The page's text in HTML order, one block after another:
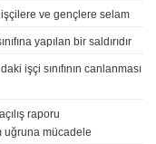
ve gençlere selam
yapılan bir saldırıdır
işçi sınıfının canlanması
raporu
uğruna mücadele